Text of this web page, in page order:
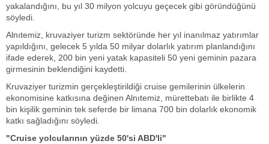
yakalandığını, bu yıl 30 milyon yolcuyu geçecek gibi göründüğünü
söyledi.
Alnıtemiz, kruvaziyer turizm sektöründe her yıl inanılmaz yatırımlar
yapıldığını, gelecek 5 yılda 50 milyar dolarlık yatırım planlandığını
ifade ederek, 200 bin yeni yatak kapasiteli 50 yeni geminin pazara
girmesinin beklendiğini kaydetti.
Kruvaziyer turizmin gerçekleştirildiği cruise gemilerinin ülkelerin
ekonomisine katkısına değinen Alnıtemiz, mürettebatı ile birlikte 4
bin kişilik geminin tek seferde bir limana 700 bin dolarlık ekonomik
katkı sağladığını söyledi.
"Cruise yolcularının yüzde 50'si ABD'li"